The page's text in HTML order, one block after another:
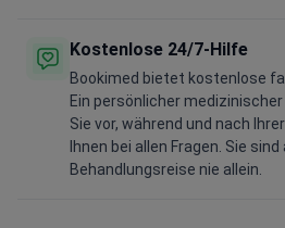
Kostenlose 24/7-Hilfe
Bookimed bietet kostenlose
Ein persönlicher
Sie vor, während und nach
Ihnen bei allen Fragen. Sie
Behandlungsreise nie allein.